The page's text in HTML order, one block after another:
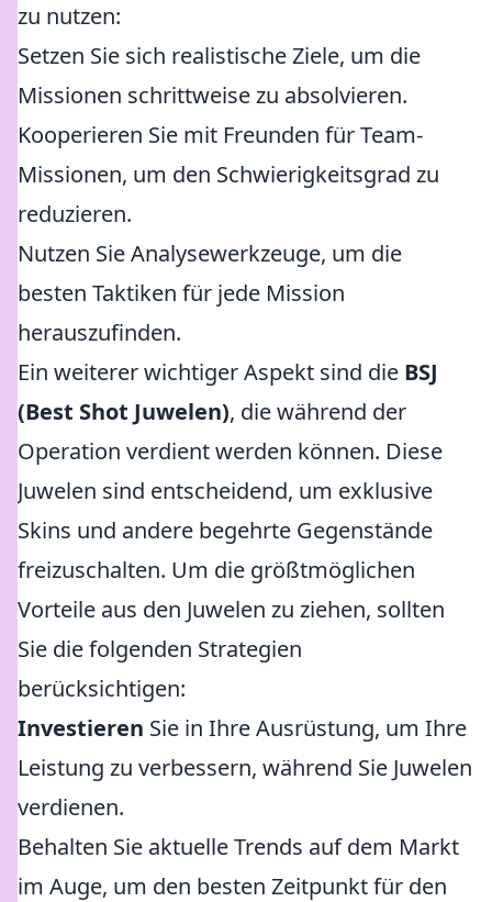
zu nutzen:
Setzen Sie sich realistische Ziele, um die
Missionen schrittweise zu absolvieren.
Kooperieren Sie mit Freunden für Team-
Missionen, um den Schwierigkeitsgrad zu
reduzieren.
Nutzen Sie Analysewerkzeuge, um die
besten Taktiken für jede Mission
herauszufinden.
Ein weiterer wichtiger Aspekt sind die BSJ
(Best Shot Juwelen), die während der
Operation verdient werden können. Diese
Juwelen sind entscheidend, um exklusive
Skins und andere begehrte Gegenstände
freizuschalten. Um die größtmöglichen
Vorteile aus den Juwelen zu ziehen, sollten
Sie die folgenden Strategien
berücksichtigen:
Investieren Sie in Ihre Ausrüstung, um Ihre
Leistung zu verbessern, während Sie Juwelen
verdienen.
Behalten Sie aktuelle Trends auf dem Markt
im Auge, um den besten Zeitpunkt für den